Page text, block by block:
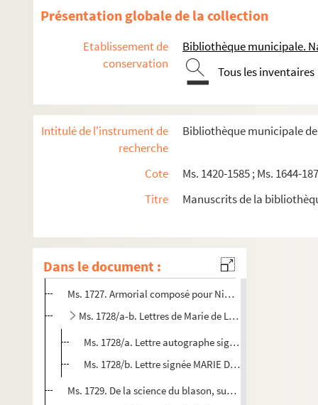
Présentation globale de la collection
Etablissement de
conservation
Bibliothèque municipale.
Tous les inventaires
Intitulé de l'instrument de
recherche
Bibliothèque municipale
Cote
Ms. 1420-1585 ; Ms. 1644-
Titre
Manuscrits de la
Dans le document :
Ms. 1717/c. 32 lettres autographes signées et une lettre
Ms. 1718/a. Lettre autographe signée à M. DE NEGLE.
Ms. 1718/b. 16 pièces dont 5 lettres autographes
Ms. 1720/a-f. Documents concernant l'histoire de
Ms. 1721/a. Histoire de la ville de Blâmont depuis les
Ms. 1722. Liasse contenante plusieurs et differents
Ms. 1723. Histoire de la vie chrétienne et des exploits
Ms. 1725. Notes pour un Armorial de Lorraine.
Ms. 1726. Recueil par ordre alphabétique de quelques
Ms. 1727. Armorial composé pour Nicolas de
Ms. 1728/a-b. Lettres de Marie de Lorraine.
Ms. 1728/a. Lettre autographe signée témoignage
Ms. 1728/b. Lettre signée MARIE DE LORRAINE.
Ms. 1729. De la science du blason, suivi de la liste des